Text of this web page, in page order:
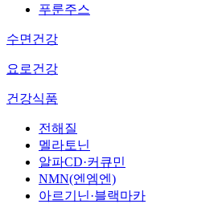
푸룬주스
수면건강
요로건강
건강식품
전해질
멜라토닌
알파CD·커큐민
NMN(엔엠엔)
아르기닌·블랙마카